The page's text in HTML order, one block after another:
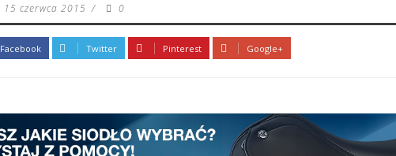
15 czerwca 2015 / 0
Facebook Twitter Pinterest Google+